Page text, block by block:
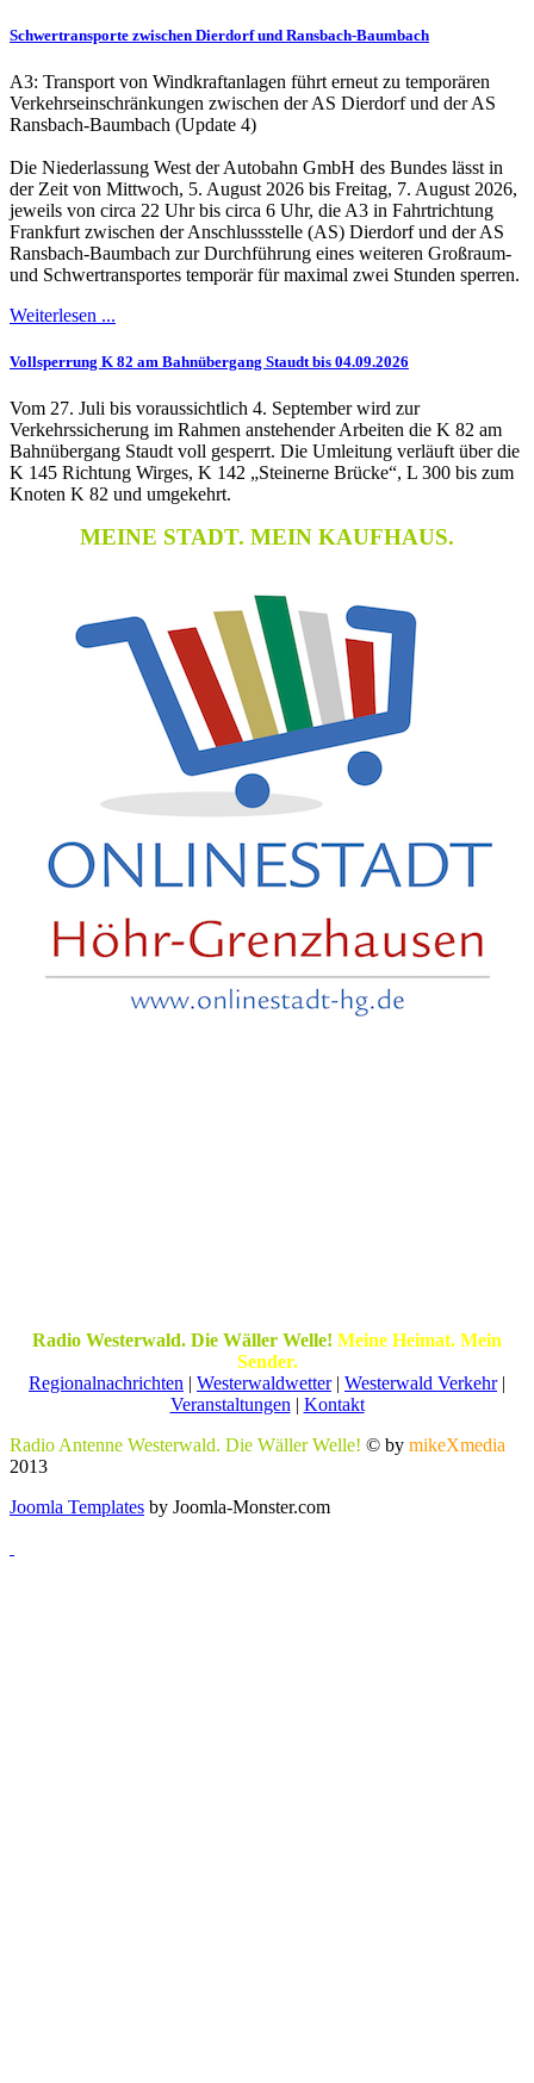
Schwertransporte zwischen Dierdorf und Ransbach-Baumbach
A3: Transport von Windkraftanlagen führt erneut zu temporären
Verkehrseinschränkungen zwischen der AS Dierdorf und der AS
Ransbach-Baumbach (Update 4)
Die Niederlassung West der Autobahn GmbH des Bundes lässt in
der Zeit von Mittwoch, 5. August 2026 bis Freitag, 7. August 2026,
jeweils von circa 22 Uhr bis circa 6 Uhr, die A3 in Fahrtrichtung
Frankfurt zwischen der Anschlussstelle (AS) Dierdorf und der AS
Ransbach-Baumbach zur Durchführung eines weiteren Großraum-
und Schwertransportes temporär für maximal zwei Stunden sperren.
Weiterlesen ...
Vollsperrung K 82 am Bahnübergang Staudt bis 04.09.2026
Vom 27. Juli bis voraussichtlich 4. September wird zur
Verkehrssicherung im Rahmen anstehender Arbeiten die K 82 am
Bahnübergang Staudt voll gesperrt. Die Umleitung verläuft über die
K 145 Richtung Wirges, K 142 „Steinerne Brücke“, L 300 bis zum
Knoten K 82 und umgekehrt.
MEINE STADT. MEIN KAUFHAUS.
Radio Westerwald. Die Wäller Welle! Meine Heimat. Mein
Sender.
Regionalnachrichten | Westerwaldwetter| Westerwald Verkehr|
Veranstaltungen | Kontakt
Radio Antenne Westerwald. Die Wäller Welle! © by mikeXmedia
2013
Joomla Templates by Joomla-Monster.com